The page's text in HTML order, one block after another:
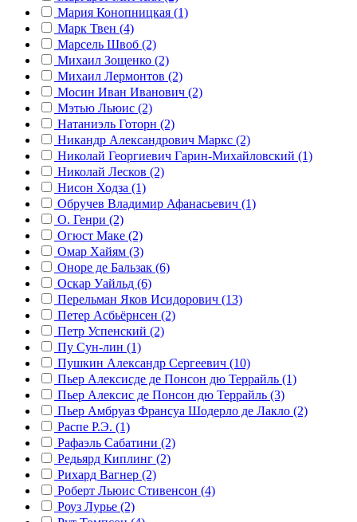
Мария Конопницкая (1)
Марк Твен (4)
Марсель Швоб (2)
Михаил Зощенко (2)
Михаил Лермонтов (2)
Мосин Иван Иванович (2)
Мэтью Льюис (2)
Натаниэль Готорн (2)
Никандр Александрович Маркс (2)
Николай Георгиевич Гарин-Михайловский (1)
Николай Лесков (2)
Нисон Ходза (1)
Обручев Владимир Афанасьевич (1)
О. Генри (2)
Огюст Маке (2)
Омар Хайям (3)
Оноре де Бальзак (6)
Оскар Уайльд (6)
Перельман Яков Исидорович (13)
Петер Асбьёрнсен (2)
Петр Успенский (2)
Пу Сун-лин (1)
Пушкин Александр Сергеевич (10)
Пьер Алексисде де Понсон дю Террайль (1)
Пьер Алексис де Понсон дю Террайль (3)
Пьер Амбруаз Франсуа Шодерло де Лакло (2)
Распе Р.Э. (1)
Рафаэль Сабатини (2)
Редьярд Киплинг (2)
Рихард Вагнер (2)
Роберт Льюис Стивенсон (4)
Роуз Лурье (2)